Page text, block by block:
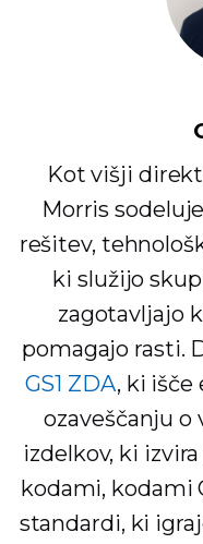
Kot višji
Morris
rešitev,
ki služijo
zagotavljajo
pomagajo rasti.
GS1 ZDA, ki išče
ozaveščanju
izdelkov, ki
kodami, kodami
standardi, ki